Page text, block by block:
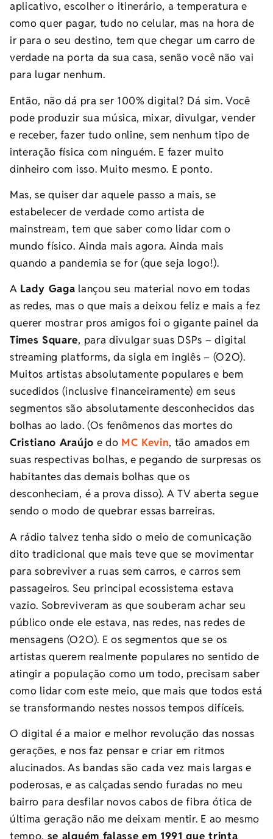
aplicativo, escolher o itinerário, a temperatura e
como quer pagar, tudo no celular, mas na hora de
ir para o seu destino, tem que chegar um carro de
verdade na porta da sua casa, senão você não vai
para lugar nenhum.
Então, não dá pra ser 100% digital? Dá sim. Você
pode produzir sua música, mixar, divulgar, vender
e receber, fazer tudo online, sem nenhum tipo de
interação física com ninguém. E fazer muito
dinheiro com isso. Muito mesmo. E ponto.
Mas, se quiser dar aquele passo a mais, se
estabelecer de verdade como artista de
mainstream, tem que saber como lidar com o
mundo físico. Ainda mais agora. Ainda mais
quando a pandemia se for (que seja logo!).
A Lady Gaga lançou seu material novo em todas
as redes, mas o que mais a deixou feliz e mais a fez
querer mostrar pros amigos foi o gigante painel da
Times Square, para divulgar suas DSPs – digital
streaming platforms, da sigla em inglês – (O2O).
Muitos artistas absolutamente populares e bem
sucedidos (inclusive financeiramente) em seus
segmentos são absolutamente desconhecidos das
bolhas ao lado. (Os fenômenos das mortes do
Cristiano Araújo e do MC Kevin, tão amados em
suas respectivas bolhas, e pegando de surpresas os
habitantes das demais bolhas que os
desconheciam, é a prova disso). A TV aberta segue
sendo o modo de quebrar essas barreiras.
A rádio talvez tenha sido o meio de comunicação
dito tradicional que mais teve que se movimentar
para sobreviver a ruas sem carros, e carros sem
passageiros. Seu principal ecossistema estava
vazio. Sobreviveram as que souberam achar seu
público onde ele estava, nas redes, nas redes de
mensagens (O2O). E os segmentos que se os
artistas querem realmente populares no sentido de
atingir a população como um todo, precisam saber
como lidar com este meio, que mais que todos está
se transformando nestes nossos tempos difíceis.
O digital é a maior e melhor revolução das nossas
gerações, e nos faz pensar e criar em ritmos
alucinados. As bandas são cada vez mais largas e
poderosas, e as calçadas sendo furadas no meu
bairro para desfilar novos cabos de fibra ótica de
última geração não me deixam mentir. E ao mesmo
tempo, se alguém falasse em 1991 que trinta